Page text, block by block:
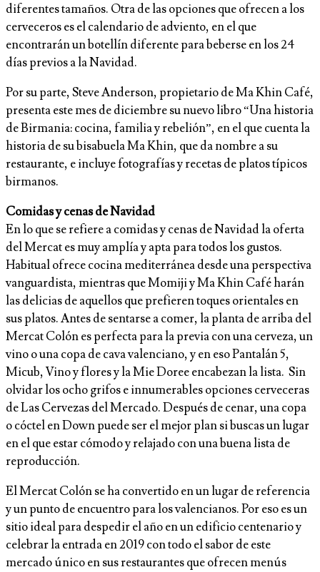
diferentes tamaños. Otra de las opciones que ofrecen a los
cerveceros es el calendario de adviento, en el que
encontrarán un botellín diferente para beberse en los 24
días previos a la Navidad.
Por su parte, Steve Anderson, propietario de Ma Khin Café,
presenta este mes de diciembre su nuevo libro “Una historia
de Birmania: cocina, familia y rebelión”, en el que cuenta la
historia de su bisabuela Ma Khin, que da nombre a su
restaurante, e incluye fotografías y recetas de platos típicos
birmanos.
Comidas y cenas de Navidad
En lo que se refiere a comidas y cenas de Navidad la oferta
del Mercat es muy amplía y apta para todos los gustos.
Habitual ofrece cocina mediterránea desde una perspectiva
vanguardista, mientras que Momiji y Ma Khin Café harán
las delicias de aquellos que prefieren toques orientales en
sus platos. Antes de sentarse a comer, la planta de arriba del
Mercat Colón es perfecta para la previa con una cerveza, un
vino o una copa de cava valenciano, y en eso Pantalán 5,
Micub, Vino y flores y la Mie Doree encabezan la lista. Sin
olvidar los ocho grifos e innumerables opciones cerveceras
de Las Cervezas del Mercado. Después de cenar, una copa
o cóctel en Down puede ser el mejor plan si buscas un lugar
en el que estar cómodo y relajado con una buena lista de
reproducción.
El Mercat Colón se ha convertido en un lugar de referencia
y un punto de encuentro para los valencianos. Por eso es un
sitio ideal para despedir el año en un edificio centenario y
celebrar la entrada en 2019 con todo el sabor de este
mercado único en sus restaurantes que ofrecen menús